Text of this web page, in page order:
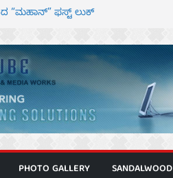
ಚಿತ್ರ ತೆರೆಗೆ
ಜೋಡಿಯ ಹೊಸ ಸಿನಿಮಾ
ಅಭಿನಯದ “ಅಮರ್ಥ” ಚಿತ್ರ
ದೃಶ್ಯ ವೈಭವ
PHOTO GALLERY SANDALWOOD